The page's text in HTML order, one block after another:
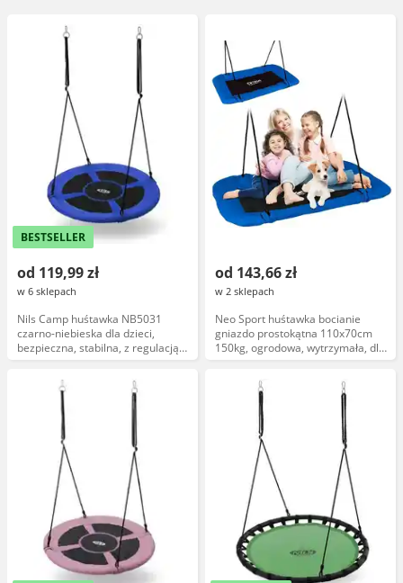
BESTSELLER
od 119,99 zł
w 6 sklepach
Nils Camp huśtawka NB5031
czarno-niebieska dla dzieci,
bezpieczna, stabilna, z regulacją
wysokości
od 143,66 zł
w 2 sklepach
Neo Sport huśtawka bocianie
gniazdo prostokątna 110x70cm
150kg, ogrodowa, wytrzymała, dla
dzieci i dorosłych